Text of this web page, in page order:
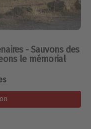
- Sauvons des
le mémorial